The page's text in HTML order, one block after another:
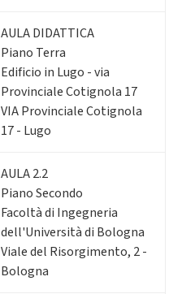
AULA DIDATTICA
Piano Terra
Edificio in Lugo - via
Provinciale Cotignola 17
VIA Provinciale Cotignola
17 - Lugo
AULA 2.2
Piano Secondo
Facoltà di Ingegneria
dell'Università di Bologna
Viale del Risorgimento, 2 -
Bologna